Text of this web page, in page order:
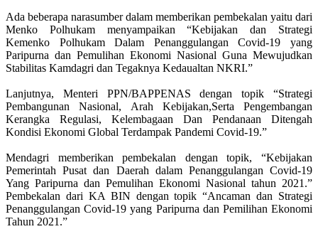
Ada beberapa narasumber dalam memberikan pembekalan yaitu dari
Menko Polhukam menyampaikan “Kebijakan dan Strategi
Kemenko Polhukam Dalam Penanggulangan Covid-19 yang
Paripurna dan Pemulihan Ekonomi Nasional Guna Mewujudkan
Stabilitas Kamdagri dan Tegaknya Kedaualtan NKRI.”
Lanjutnya, Menteri PPN/BAPPENAS dengan topik “Strategi
Pembangunan Nasional, Arah Kebijakan,Serta Pengembangan
Kerangka Regulasi, Kelembagaan Dan Pendanaan Ditengah
Kondisi Ekonomi Global Terdampak Pandemi Covid-19.”
Mendagri memberikan pembekalan dengan topik, “Kebijakan
Pemerintah Pusat dan Daerah dalam Penanggulangan Covid-19
Yang Paripurna dan Pemulihan Ekonomi Nasional tahun 2021.”
Pembekalan dari KA BIN dengan topik “Ancaman dan Strategi
Penanggulangan Covid-19 yang Paripurna dan Pemilihan Ekonomi
Tahun 2021.”